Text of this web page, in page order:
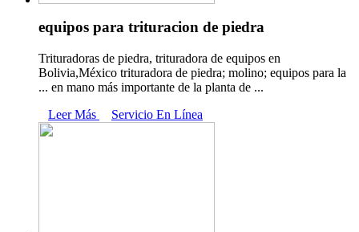
equipos para trituracion de piedra
Trituradoras de piedra, trituradora de equipos en
Bolivia,México trituradora de piedra; molino; equipos para la
... en mano más importante de la planta de ...
Leer Más
Servicio En Línea